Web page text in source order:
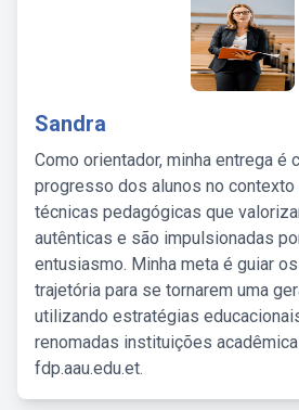
Sandra
Como orientador, minha entrega é
progresso dos alunos no contexto
técnicas pedagógicas que
autênticas e são impulsionadas
entusiasmo. Minha meta é guiar
trajetória para se tornarem uma
utilizando estratégias
renomadas instituições
fdp.aau.edu.et.